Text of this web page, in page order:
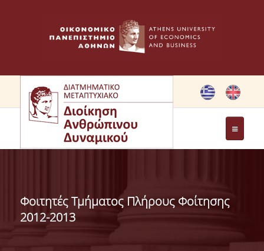
ΧΑΙΡΕΤΙΣΜΟΣ ΔΙΕΥΘΥΝΤΡΙΑΣ ΔΠΜΣ
ΧΑΙΡΕΤΙΣΜΟΣ ΙΔΡΥΤΡΙΑΣ
Φοιτητές Τμήματος Πλήρους Φοίτησης
2012-2013